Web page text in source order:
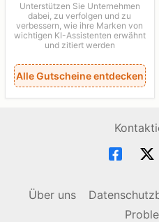
Unterstützen Sie Unternehmen
dabei, zu verfolgen und zu
verbessern, wie ihre Marken von
wichtigen KI-Assistenten erwähnt
und zitiert werden
Alle Gutscheine entdecken
Über uns